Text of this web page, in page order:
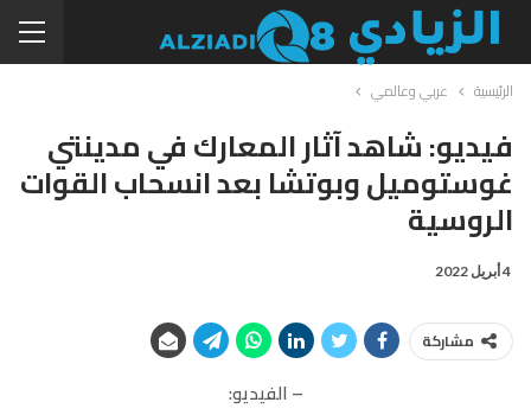
الرئيسية عربي وعالمي
فيديو: شاهد آثار المعارك في مدينتي
غوستوميل وبوتشا بعد انسحاب القوات
الروسية
4 أبريل 2022
مشاركة
– الفيديو: